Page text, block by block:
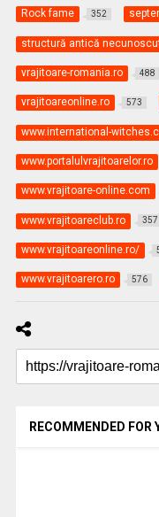
Rock fame 352
structură antică
vrajitoare-romania.ro 488
vrajitoareonline.ro 573
www.international-
www.portalulvrajitoarelor.ro
www.vrajitoare-online.com
www.vrajitoareclub.ro 357
www.vrajitoareonline.ro/
www.vrajitoarero.ro 576
RECOMMENDED FOR